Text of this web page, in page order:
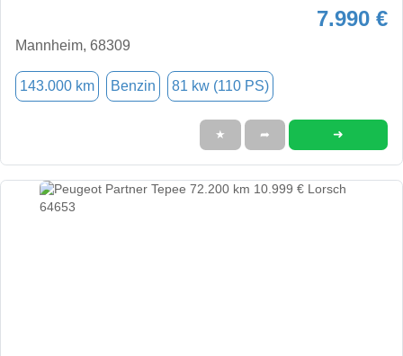
7.990 €
Mannheim, 68309
143.000 km Benzin 81 kw (110 PS)
★ ➦ ➜